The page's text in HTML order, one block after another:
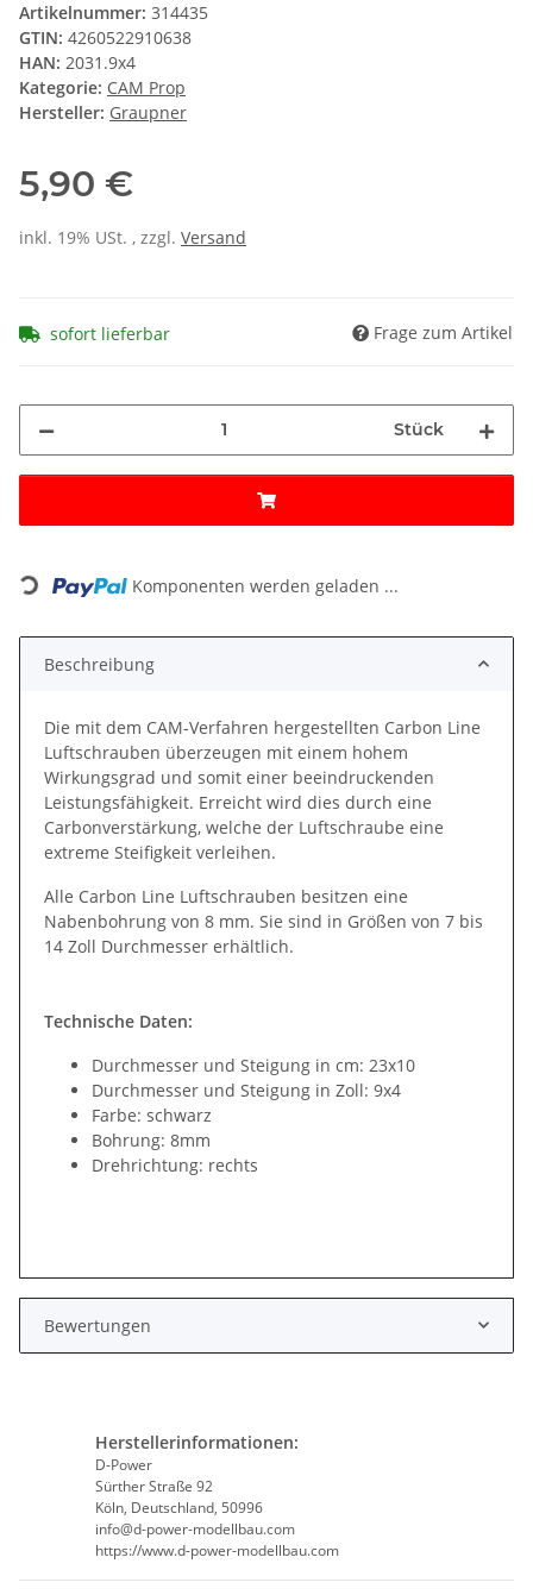
Artikelnummer: 314435
GTIN: 4260522910638
HAN: 2031.9x4
Kategorie: CAM Prop
Hersteller: Graupner
5,90 €
inkl. 19% USt. , zzgl. Versand
sofort lieferbar Frage zum Artikel
Stück
Komponenten werden geladen ...
Beschreibung
Die mit dem CAM-Verfahren hergestellten Carbon Line
Luftschrauben überzeugen mit einem hohem
Wirkungsgrad und somit einer beeindruckenden
Leistungsfähigkeit. Erreicht wird dies durch eine
Carbonverstärkung, welche der Luftschraube eine
extreme Steifigkeit verleihen.
Alle Carbon Line Luftschrauben besitzen eine
Nabenbohrung von 8 mm. Sie sind in Größen von 7 bis
14 Zoll Durchmesser erhältlich.
Technische Daten:
Durchmesser und Steigung in cm: 23x10
Durchmesser und Steigung in Zoll: 9x4
Farbe: schwarz
Bohrung: 8mm
Drehrichtung: rechts
Bewertungen
Herstellerinformationen:
D-Power
Sürther Straße 92
Köln, Deutschland, 50996
info@d-power-modellbau.com
https://www.d-power-modellbau.com